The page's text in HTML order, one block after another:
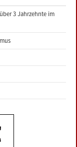
3 Jahrzehnte im